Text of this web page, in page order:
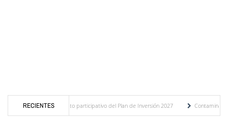
RECIENTES
del presupuesto participativo del Plan de Inversión 2027
Contaminación y